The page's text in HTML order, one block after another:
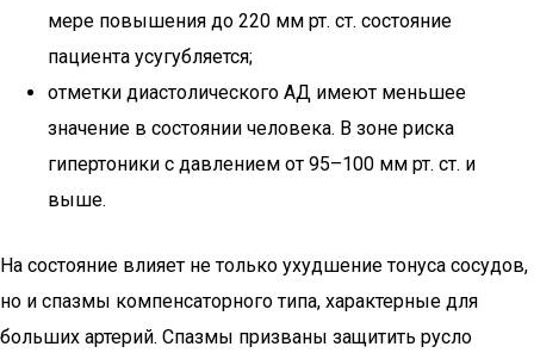
мере повышения до 220 мм рт. ст. состояние
пациента усугубляется;
отметки диастолического АД имеют меньшее
значение в состоянии человека. В зоне риска
гипертоники с давлением от 95–100 мм рт. ст. и
выше.
На состояние влияет не только ухудшение тонуса сосудов,
но и спазмы компенсаторного типа, характерные для
больших артерий. Спазмы призваны защитить русло